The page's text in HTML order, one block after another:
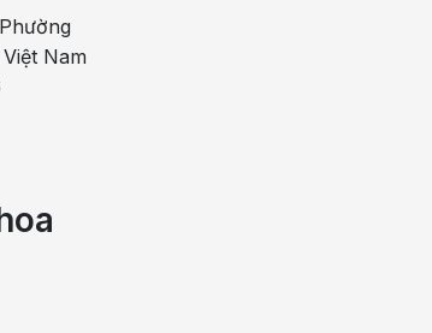
đang dùng thuốc để kiểm soát THA.
(bổ sung vitamin và chất khoáng). Có
bổ sung vitamin C cũng dạng viên
THA, mà người bị suy thận cũng không
tạo thành dung dịch có mùi vị thơm
Nam